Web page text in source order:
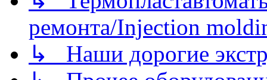
ремонта/Injection
↳ Наши дорогие